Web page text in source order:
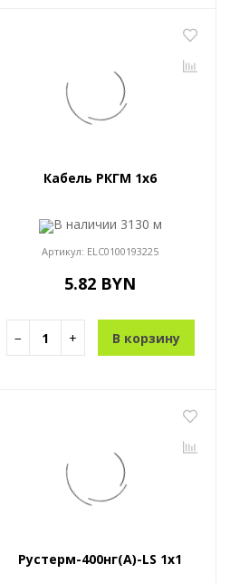
Кабель РКГМ 1x6
В наличии 3130 м
Артикул: ELC0100193225
5.82 BYN
− + В корзину
Рустерм-400нг(А)-LS 1x1